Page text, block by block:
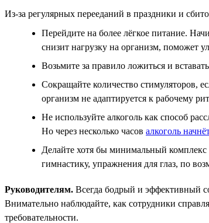
Из-за регулярных перееданий в праздники и
Перейдите на более лёгкое питание.
снизит нагрузку на организм, поможет
Возьмите за правило ложиться и
Сокращайте количество стимуляторов,
организм не адаптируется к рабочему
Не используйте алкоголь как способ
Но через несколько часов алкоголь
Делайте хотя бы минимальный комплекс
гимнастику, упражнения для глаз, по
Руководителям. Всегда бодрый и эффективный
Внимательно наблюдайте, как сотрудники
требовательности.